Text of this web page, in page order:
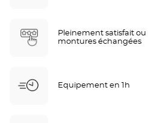
Pleinement satisfait ou
montures échangées
Equipement en 1h